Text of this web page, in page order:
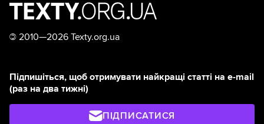
© 2010—2026 Texty.org.ua
Підпишіться, щоб отримувати найкращі статті на e-mail
(раз на два тижні)
ПІДПИСАТИСЯ